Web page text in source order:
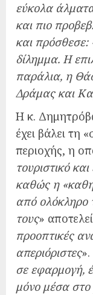
εύκολα
και πιο
και πρόσθεσε:
δίλημμα. Η
παράλια, η
Δράμας και
Η κ.
έχει βάλει τη
περιοχής, η
τουριστικό
καθώς η
από ολόκληρο
τους»
προοπτικές
απεριόριστες».
σε εφαρμογή,
μόνο μέσα